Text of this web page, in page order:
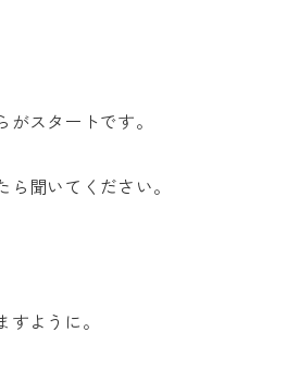
スタートです。
聞いてください。
ように。